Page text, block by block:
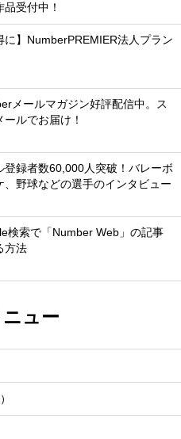
品受付中！
に】NumberPREMIER法人プラン
メールマガジン好評配信中。ス
ルでお届け！
登録者数60,000人突破！バレーボ
、野球などの選手のインタビュー
検索で「Number Web」の記事
方法
ュー